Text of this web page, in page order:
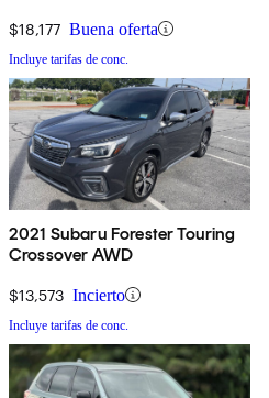
$18,177 Buena oferta
Incluye tarifas de conc.
2021 Subaru Forester Touring
Crossover AWD
$13,573 Incierto
Incluye tarifas de conc.